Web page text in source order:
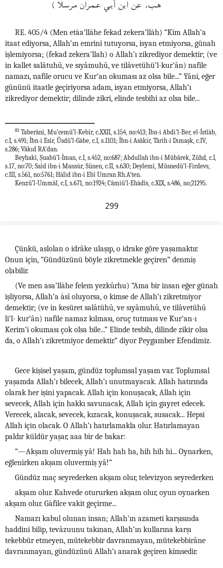
هـب. عن ابن أبـي عـمران مرسلا)
RE. 405/4 (Men etàa’llàhe fekad zekera’llàh) “Kim Allah’a
itaat ediyorsa, Allah’ın emrini tutuyorsa, isyan etmiyorsa, günah
işlemiyorsa; (fekad zekera’llah) o Allah’ı zikrediyor demektir; (ve
in kallet salâtuhû, ve sıyâmuhû, ve tilâvetühü’l-kur’ân) nafile
namazı, nafile orucu ve Kur’an okuması az olsa bile...” Yâni, eğer
gününü itaatle geçiriyorsa adam, isyan etmiyorsa, Allah’ı
zikrediyor demektir; dilinde zikri, elinde tesbihi az olsa bile...
81 Taberânî, Mu’cemü’l-Kebîr, c.XXII, s.154, no:413; İbn-i Abdi’l-Ber, el-İstîàb,
c.I, s.491; İbn-i Esîr, Üsdü’l-Gàbe, c.I, s.1101; İbn-i Asâkir, Târih-i Dımaşk, c.IV,
s.286; Vâkıd RA’dan.
Beyhakî, Şuabü’l-İman, c.I, s.452, no:687; Abdullah ibn-i Mübârek, Zühd, c.I,
s.17, no:70; Saîd ibn-i Mansùr, Sünen, c.II, s.630; Deylemî, Müsnedü’l-Firdevs,
c.III, s.561, no:5761; Hàlid ibn-i Ebî Umran Rh.A’ten.
Kenzü’l-Ummâl, c.I, s.671, no:1924; Câmiü’l-Ehàdîs, c.XIX, s.486, no;21295.
299
Çünkü, aslolan o idrâke ulaşıp, o idrake göre yaşamaktır.
Onun için, “Gündüzünü böyle zikretmekle geçiren” denmiş
olabilir.
(Ve men asa’llàhe felem yezkûrhu) “Ama bir insan eğer günah
işliyorsa, Allah’a àsî oluyorsa, o kimse de Allah’ı zikretmiyor
demektir; (ve in kesüret salâtühû, ve sıyâmuhû, ve tilâvetühû
li’l- kur’ân) nafile namaz kılması, oruç tutması ve Kur’an-ı
Kerim’i okuması çok olsa bile...” Elinde tesbih, dilinde zikir olsa
da, o Allah’ı zikretmiyor demektir.” diyor Peygamber Efendimiz.
Gece kişisel yaşam, gündüz toplumsal yaşam var. Toplumsal
yaşamda Allah’ı bilecek, Allah’ı unutmayacak. Allah hatırında
olarak her işini yapacak. Allah için konuşacak, Allah için
sevecek, Allah için hakkı savunacak, Allah için gayret edecek.
Verecek, alacak, sevecek, kızacak, konuşacak, susacak... Hepsi
Allah için olacak. O Allah’ı hatırlamakla olur. Hatırlamayan
paldır küldür yaşar, aaa bir de bakar:
“—Akşam oluvermiş yâ! Hah hah ha, hih hih hi... Oynarken,
eğlenirken akşam oluvermiş yâ!”
Gündüz maç seyrederken akşam olur, televizyon seyrederken
akşam olur. Kahvede otururken akşam olur, oyun oynarken
akşam olur. Gàfilce vakit geçirme...
Namazı kabul olunan insan; Allah’ın azameti karşısında
haddini bilip, tevâzuunu takınan, Allah’ın kullarına karşı
tekebbür etmeyen, mütekebbir davranmayan, mütekebbirâne
davranmayan, gündüzünü Allah’ı anarak geçiren kimsedir.